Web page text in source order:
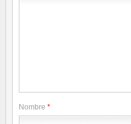
Nombre *